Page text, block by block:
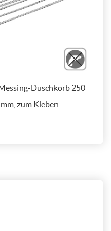
Duschkorb 250
zum Kleben